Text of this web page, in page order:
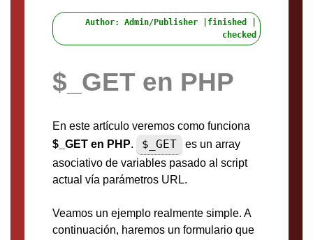
Author: Admin/Publisher |finished |
checked
$_GET en PHP
En este artículo veremos como funciona
$_GET en PHP. $_GET
es un array
asociativo de variables pasado al script
actual vía parámetros URL.
Veamos un ejemplo realmente simple. A
continuación, haremos un formulario que